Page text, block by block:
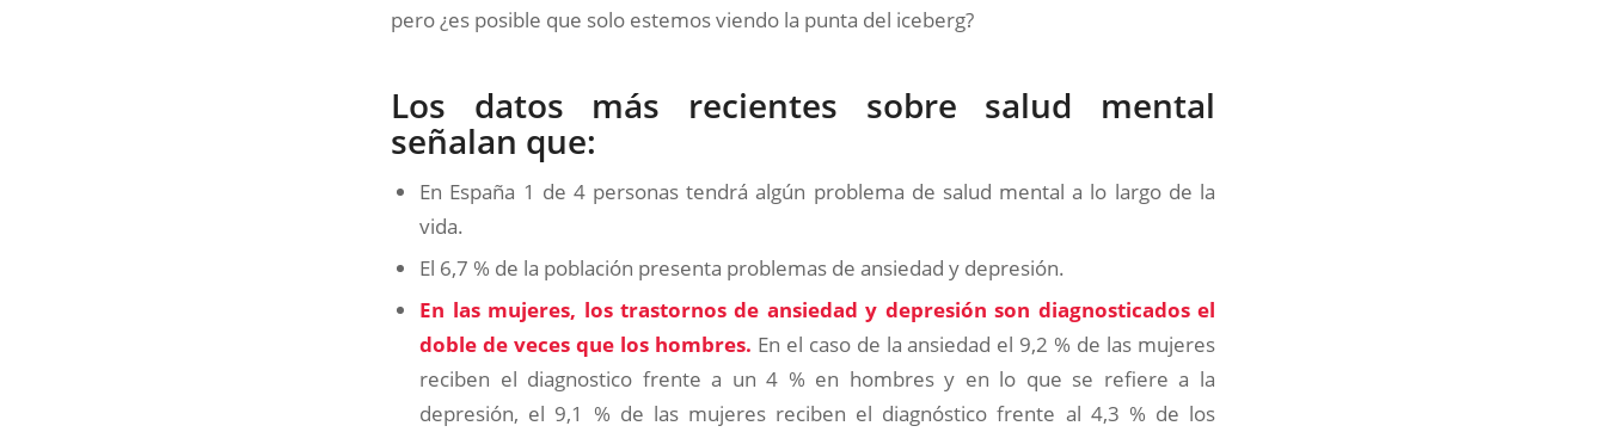
pero ¿es posible que solo estemos viendo la punta del iceberg?
Los datos más recientes sobre salud mental
señalan que:
En España 1 de 4 personas tendrá algún problema de salud mental a lo largo de la
vida.
El 6,7 % de la población presenta problemas de ansiedad y depresión.
En las mujeres, los trastornos de ansiedad y depresión son diagnosticados el
doble de veces que los hombres. En el caso de la ansiedad el 9,2 % de las mujeres
reciben el diagnostico frente a un 4 % en hombres y en lo que se refiere a la
depresión, el 9,1 % de las mujeres reciben el diagnóstico frente al 4,3 % de los